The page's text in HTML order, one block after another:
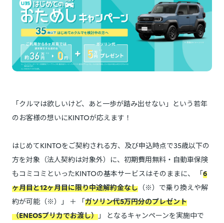
「クルマは欲しいけど、あと一歩が踏み出せない」という若年
のお客様の想いにKINTOが応えます！
はじめてKINTOをご契約される方、及び申込時点で35歳以下の
方を対象（法人契約は対象外）に、初期費用無料・自動車保険
もコミコミといったKINTOの基本サービスはそのままに、 「6
ヶ月目と12ヶ月目に限り中途解約金なし （※）で乗り換えや解
約が可能（※）」 ＋ 「ガソリン代5万円分のプレゼント
（ENEOSプリカでお渡し） 」 となるキャンペーンを実施中で